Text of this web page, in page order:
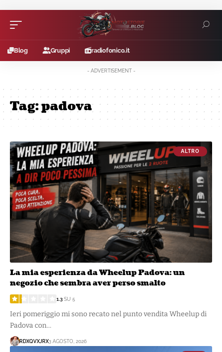
Blog Gruppi radiofonico.it
- ADVERTISEMENT -
Tag:padova
ALTRO
La mia esperienza da Wheelup Padova: un
negozio che sembra aver perso smalto
1.3 SU 5
Ieri pomeriggio mi sono recato nel punto vendita Wheelup di
Padova con…
RDXQVXJRX3 AGOSTO, 2026